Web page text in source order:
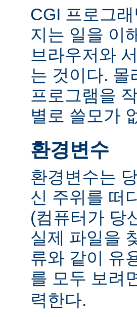
CGI 프로그
지는 일을 이
브라우저와
는 것이다. 몰
프로그램을
별로 쓸모가
환경변수
환경변수는
신 주위를 떠
(컴퓨터가 당
실제 파일을
류와 같이 유
를 모두 보려
력한다.